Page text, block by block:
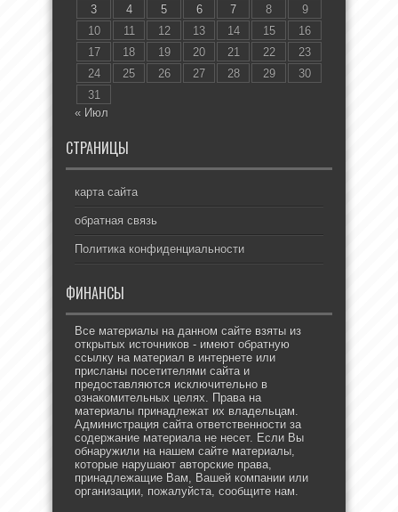
3
4 5 6 7 8
9
10
11 12 13 14 15
16
17
18 19 20 21 22
23
24
25 26 27 28 29
30
31
« Июл
СТРАНИЦЫ
карта сайта
обратная связь
Политика конфиденциальности
ФИНАНСЫ
Все материалы на данном сайте взяты из
открытых источников - имеют обратную
ссылку на материал в интернете или
присланы посетителями сайта и
предоставляются исключительно в
ознакомительных целях. Права на
материалы принадлежат их владельцам.
Администрация сайта ответственности за
содержание материала не несет. Если Вы
обнаружили на нашем сайте материалы,
которые нарушают авторские права,
принадлежащие Вам, Вашей компании или
организации, пожалуйста, сообщите нам.